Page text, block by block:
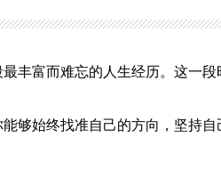
丰富而难忘的人生经历。这一
够始终找准自己的方向，坚持